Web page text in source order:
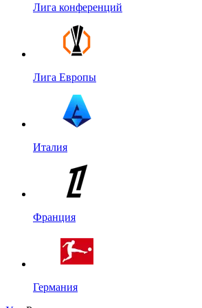
Лига конференций
Лига Европы
Италия
Франция
Германия